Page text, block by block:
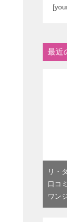
最近
リ・
口コ
ワン